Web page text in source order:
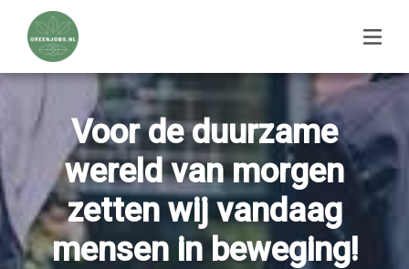
Voor de duurzame
wereld van morgen
zetten wij vandaag
mensen in beweging!